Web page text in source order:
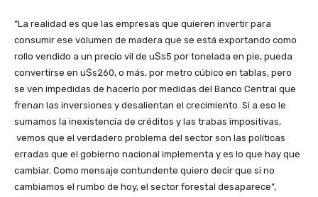
“La realidad es que las empresas que quieren invertir para
consumir ese volumen de madera que se está exportando como
rollo vendido a un precio vil de u$s5 por tonelada en pie, pueda
convertirse en u$s260, o más, por metro cúbico en tablas, pero
se ven impedidas de hacerlo por medidas del Banco Central que
frenan las inversiones y desalientan el crecimiento. Si a eso le
sumamos la inexistencia de créditos y las trabas impositivas,
vemos que el verdadero problema del sector son las políticas
erradas que el gobierno nacional implementa y es lo que hay que
cambiar. Como mensaje contundente quiero decir que si no
cambiamos el rumbo de hoy, el sector forestal desaparece”,